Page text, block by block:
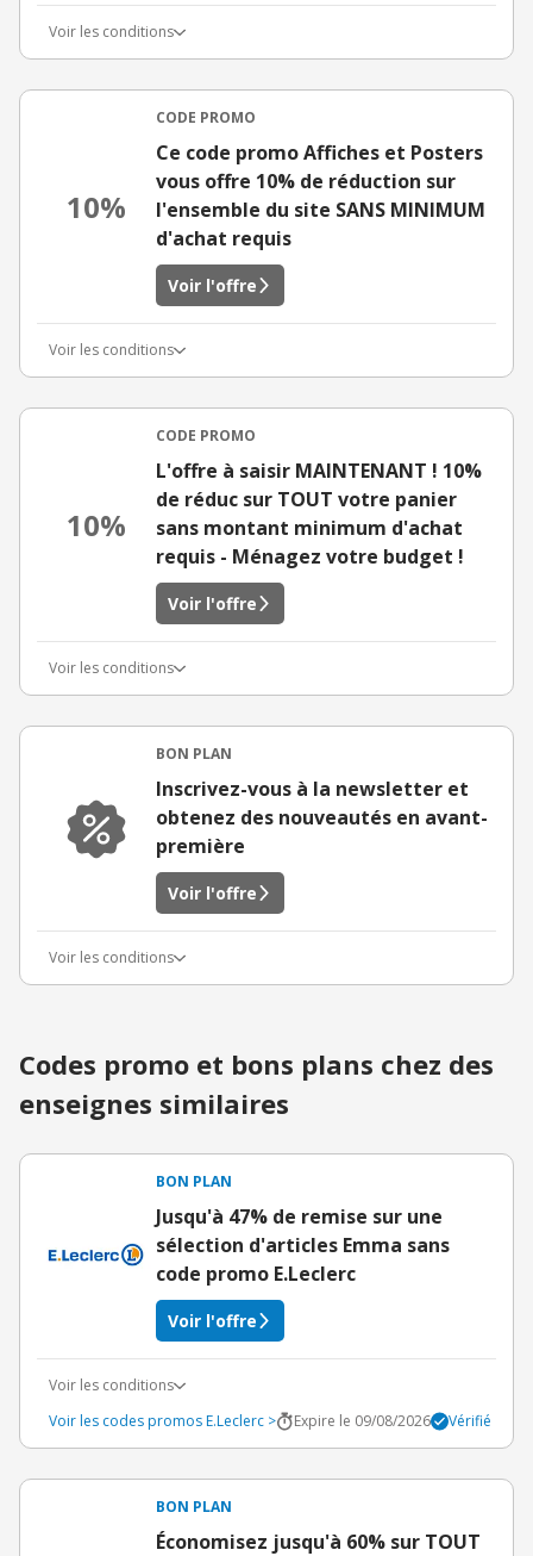
Voir les conditions
10%
CODE PROMO
Ce code promo Affiches et Posters
vous offre 10% de réduction sur
l'ensemble du site SANS MINIMUM
d'achat requis
Voir l'offre
Voir les conditions
10%
CODE PROMO
L'offre à saisir MAINTENANT ! 10%
de réduc sur TOUT votre panier
sans montant minimum d'achat
requis - Ménagez votre budget !
Voir l'offre
Voir les conditions
BON PLAN
Inscrivez-vous à la newsletter et
obtenez des nouveautés en avant-
première
Voir l'offre
Voir les conditions
Codes promo et bons plans chez des
enseignes similaires
BON PLAN
Jusqu'à 47% de remise sur une
sélection d'articles Emma sans
code promo E.Leclerc
Voir l'offre
Voir les conditions
Voir les codes promos E.Leclerc >
Expire le 09/08/2026 Vérifié
BON PLAN
Économisez jusqu'à 60% sur TOUT